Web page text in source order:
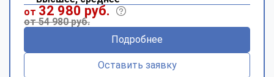
от 32 980 руб.
от 54 980 руб.
Подробнее
Оставить заявку